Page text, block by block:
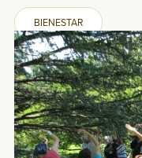
BIENESTAR